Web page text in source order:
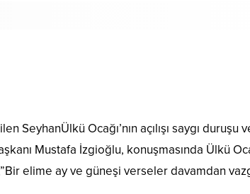
Ocağı’nın açılışı saygı duruşu
Mustafa İzgioğlu, konuşmasında Ülkü
elime ay ve güneşi verseler davamdan